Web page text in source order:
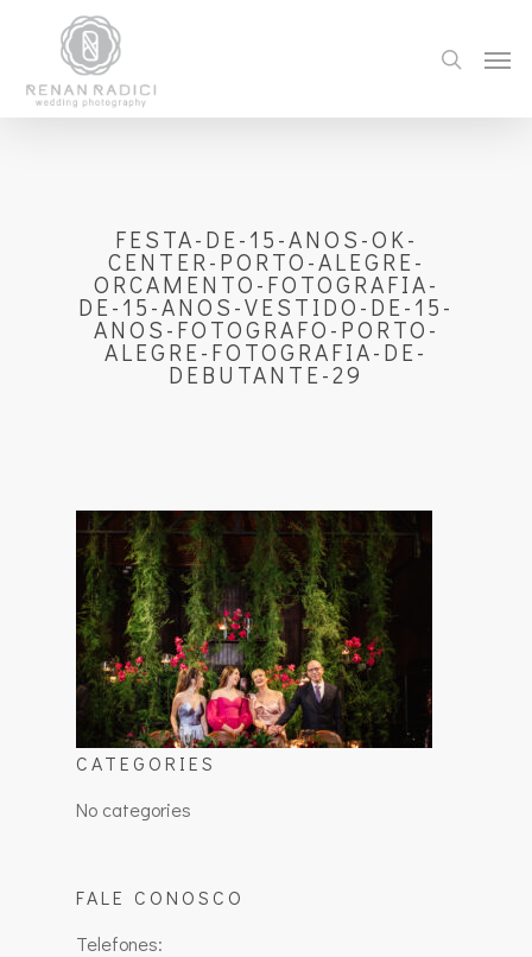
FESTA-DE-15-ANOS-OK-
CENTER-PORTO-ALEGRE-
ORCAMENTO-FOTOGRAFIA-
DE-15-ANOS-VESTIDO-DE-15-
ANOS-FOTOGRAFO-PORTO-
ALEGRE-FOTOGRAFIA-DE-
DEBUTANTE-29
CATEGORIES
No categories
FALE CONOSCO
Telefones: